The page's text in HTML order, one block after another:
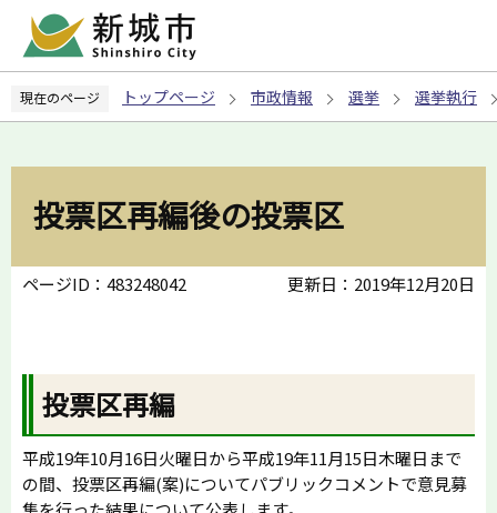
ペ
の
現在のページ トップページ 市政情報 選挙 選挙執行
投票区再編後の投票区
ページID：483248042 更新日：2019年12月20日
投票区再編
平成19年10月16日火曜日から平成19年11月15日木曜日まで
の間、投票区再編(案)についてパブリックコメントで意見募